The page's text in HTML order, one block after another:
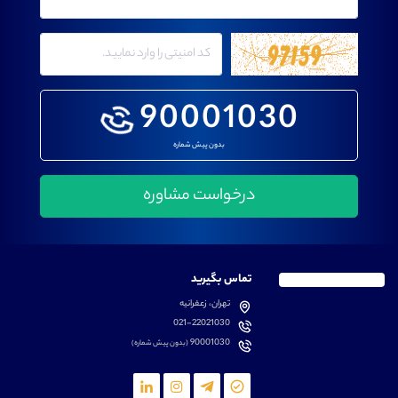
90001030
بدون پیش شماره
تماس بگیرید
تهران، زعفرانیه
021-22021030
90001030(بدون پیش شماره)